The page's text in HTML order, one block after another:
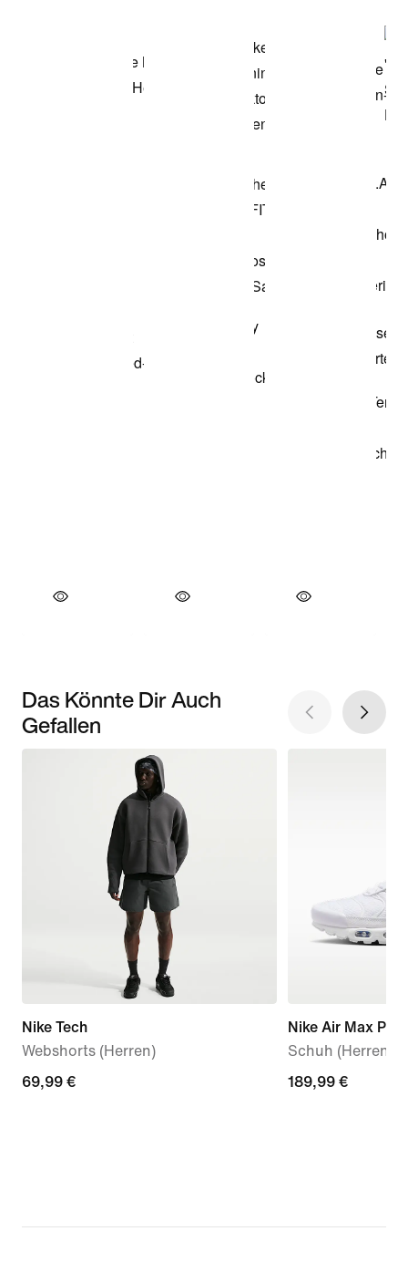
Das Könnte Dir Auch
Gefallen
Nike Tech
Webshorts (Herren)
69,99 €
69,99 €
Nike Air Max Plus
Schuh (Herren)
189,99 €
189,99 €